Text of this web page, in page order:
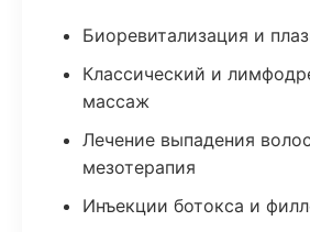
Биоревитализация и
Классический и
массаж
Лечение выпадения
мезотерапия
Инъекции ботокса и